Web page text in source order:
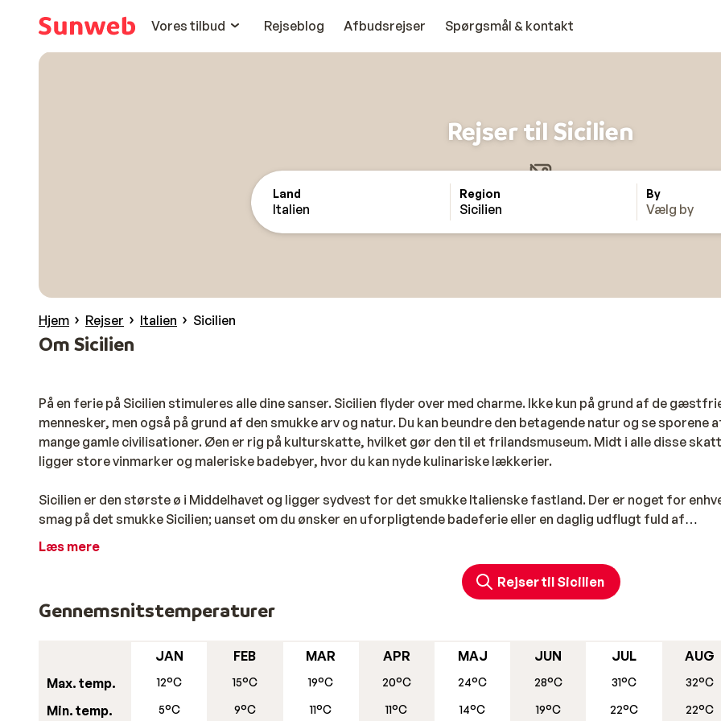
Vores tilbud
Rejseblog Afbudsrejser Spørgsmål & kontakt
Rejser til Sicilien
Land
Italien
Region
Sicilien
By
Vælg by
Hjem Rejser Italien Sicilien
Om Sicilien
På en ferie på Sicilien stimuleres alle dine sanser. Sicilien flyder over med charme. Ikke kun på grund af de
mennesker, men også på grund af den smukke arv og natur. Du kan beundre den betagende natur og se sporene
mange gamle civilisationer. Øen er rig på kulturskatte, hvilket gør den til et frilandsmuseum. Midt i alle disse
ligger store vinmarker og maleriske badebyer, hvor du kan nyde kulinariske lækkerier.
Sicilien er den største ø i Middelhavet og ligger sydvest for det smukke Italienske fastland. Der er noget for
smag på det smukke Sicilien; uanset om du ønsker en uforpligtende badeferie eller en daglig udflugt fuld af
interessant kultur, kan du få dine ønsker opfyldt her.
Siciliens kyst er 1030 kilometer lang, og kun på den brede sydlige klippekyst finder man lange sandstrande. Men
hav og sand byder disse livlige badebyer også på imponerende kulturskatte, luksusbutikker og en dejlig afslappet
Siciliens smukkeste strande
Læs mere
Rejser til Sicilien
Gennemsnitstemperaturer
Max. temp.
Min. temp.
JAN
12°C
5°C
FEB
15°C
9°C
MAR
19°C
11°C
APR
20°C
11°C
MAJ
24°C
14°C
JUN
28°C
19°C
JUL
31°C
22°C
AUG
32°C
22°C